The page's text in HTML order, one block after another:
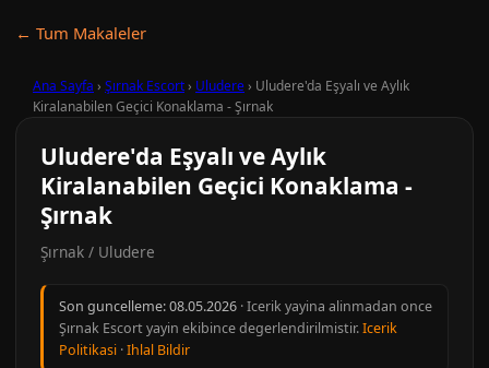
← Tum Makaleler
Ana Sayfa › Şırnak Escort› Uludere› Uludere'da Eşyalı ve Aylık
Kiralanabilen Geçici Konaklama - Şırnak
Uludere'da Eşyalı ve Aylık
Kiralanabilen Geçici Konaklama -
Şırnak
Şırnak / Uludere
Son guncelleme:08.05.2026 · Icerik yayina alinmadan once
Şırnak Escort yayin ekibince degerlendirilmistir.Icerik
Politikasi ·Ihlal Bildir